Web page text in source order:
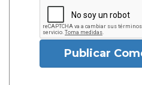
Publicar